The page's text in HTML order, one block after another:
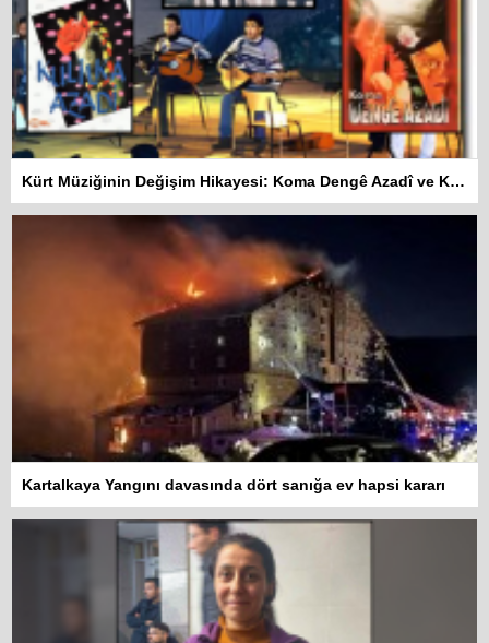
Kürt Müziğinin Değişim Hikayesi: Koma Dengê Azadî ve Koma Amed
Kartalkaya Yangını davasında dört sanığa ev hapsi kararı